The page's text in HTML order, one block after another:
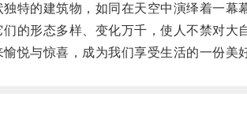
的建筑物，如同在天空中演绎着一幕
形态多样、变化万千，使人不禁对大
与惊喜，成为我们享受生活的一份美好